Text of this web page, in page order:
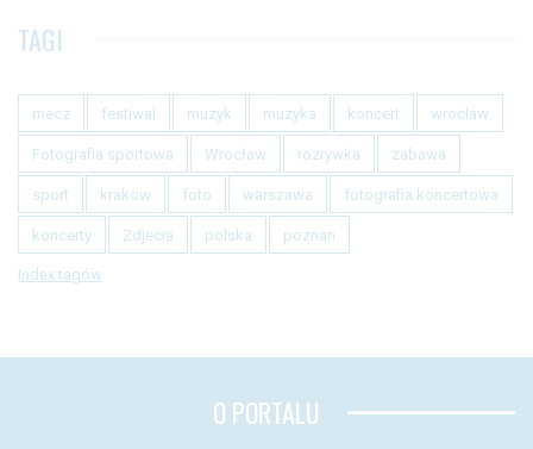
TAGI
mecz festiwal muzyk muzyka koncert wroclaw
Fotografia sportowa Wrocław rozrywka zabawa
sport krakow foto warszawa fotografia koncertowa
koncerty Zdjecia polska poznan
Index tagów
O PORTALU